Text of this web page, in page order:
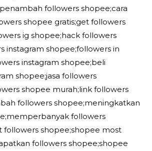
followers shopee;cara
shopee gratis;get followers
ig shopee;hack followers
instagram shopee;followers in
instagram shopee;beli
shopee;jasa followers
shopee murah;link followers
followers shopee;meningkatkan
followers
followers shopee;shopee most
followers shopee;shopee